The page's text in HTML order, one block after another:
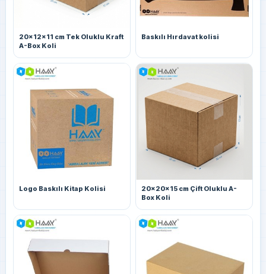
20x12x11 cm Tek Oluklu Kraft
A-Box Koli
Baskılı Hırdavat kolisi
Logo Baskılı Kitap Kolisi
20x20x15 cm Çift Oluklu A-
Box Koli